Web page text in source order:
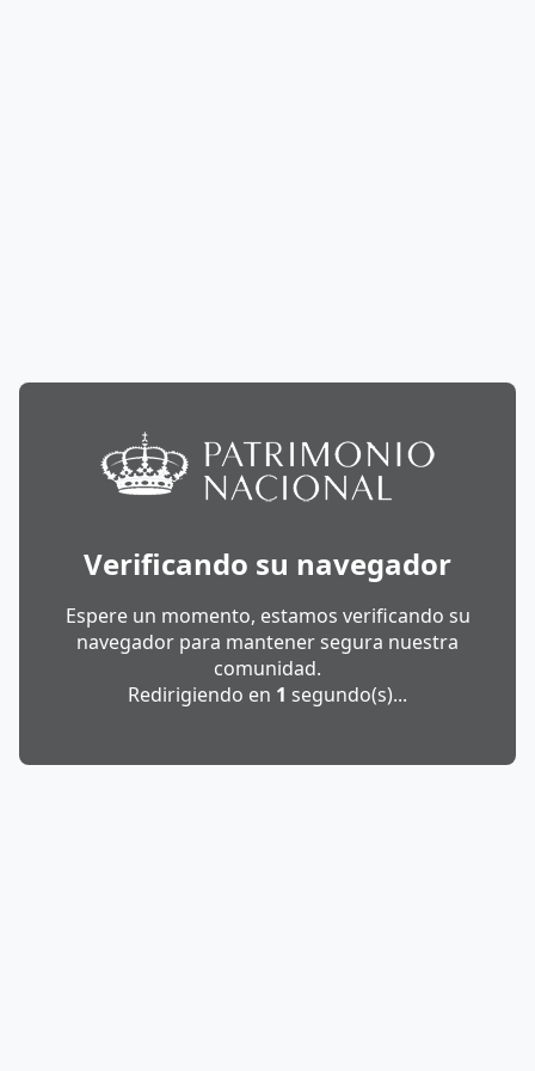
Verificando su navegador
Espere un momento, estamos verificando su
navegador para mantener segura nuestra
comunidad.
Redirigiendo en 1 segundo(s)...